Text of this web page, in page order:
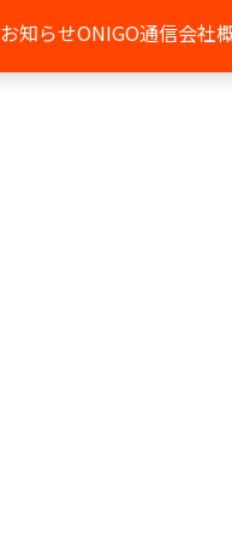
お知らせONIGO通信会社